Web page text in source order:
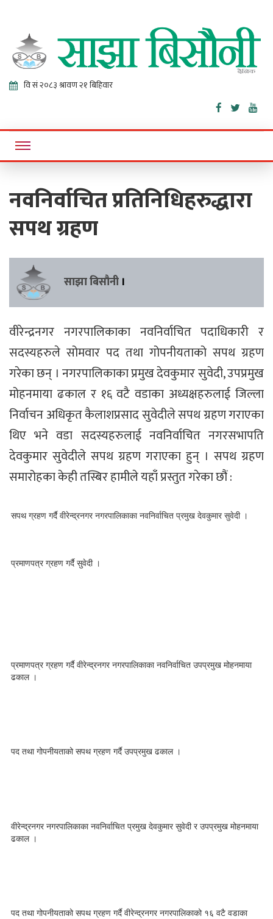
Sajha
Bisaunee
Online News Portal
नवनिर्वाचित प्रतिनिधिहरुद्धारा
सपथ ग्रहण
साझा बिसौनी ।
वीरेन्द्रनगर नगरपालिकाका नवनिर्वाचित पदाधिकारी र
सदस्यहरुले सोमवार पद तथा गोपनीयताको सपथ ग्रहण
गरेका छन् । नगरपालिकाका प्रमुख देवकुमार सुवेदी, उपप्रमुख
मोहनमाया ढकाल र १६ वटै वडाका अध्यक्षहरुलाई जिल्ला
निर्वाचन अधिकृत कैलाशप्रसाद सुवेदीले सपथ ग्रहण गराएका
थिए भने वडा सदस्यहरुलाई नवनिर्वाचित नगरसभापति
देवकुमार सुवेदीले सपथ ग्रहण गराएका हुन् । सपथ ग्रहण
समारोहका केही तस्बिर हामीले यहाँ प्रस्तुत गरेका छौं :
सपथ ग्रहण गर्दै वीरेन्द्रनगर नगरपालिकाका नवनिर्वाचित प्रमुख देवकुमार सुवेदी ।
प्रमाणपत्र ग्रहण गर्दै सुवेदी ।
प्रमाणपत्र ग्रहण गर्दै वीरेन्द्रनगर नगरपालिकाका नवनिर्वाचित उपप्रमुख मोहनमाया
ढकाल ।
पद तथा गोपनीयताको सपथ ग्रहण गर्दै उपप्रमुख ढकाल ।
वीरेन्द्रनगर नगरपालिकाका नवनिर्वाचित प्रमुख देवकुमार सुवेदी र उपप्रमुख मोहनमाया
ढकाल ।
पद तथा गोपनीयताको सपथ ग्रहण गर्दै वीरेन्द्रनगर नगरपालिकाको १६ वटै वडाका